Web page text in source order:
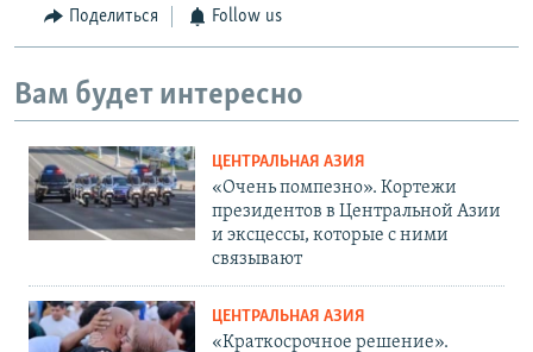
Поделиться Follow us
Вам будет интересно
ЦЕНТРАЛЬНАЯ АЗИЯ
«Очень помпезно». Кортежи
президентов в Центральной Азии
и эксцессы, которые с ними
связывают
ЦЕНТРАЛЬНАЯ АЗИЯ
«Краткосрочное решение».